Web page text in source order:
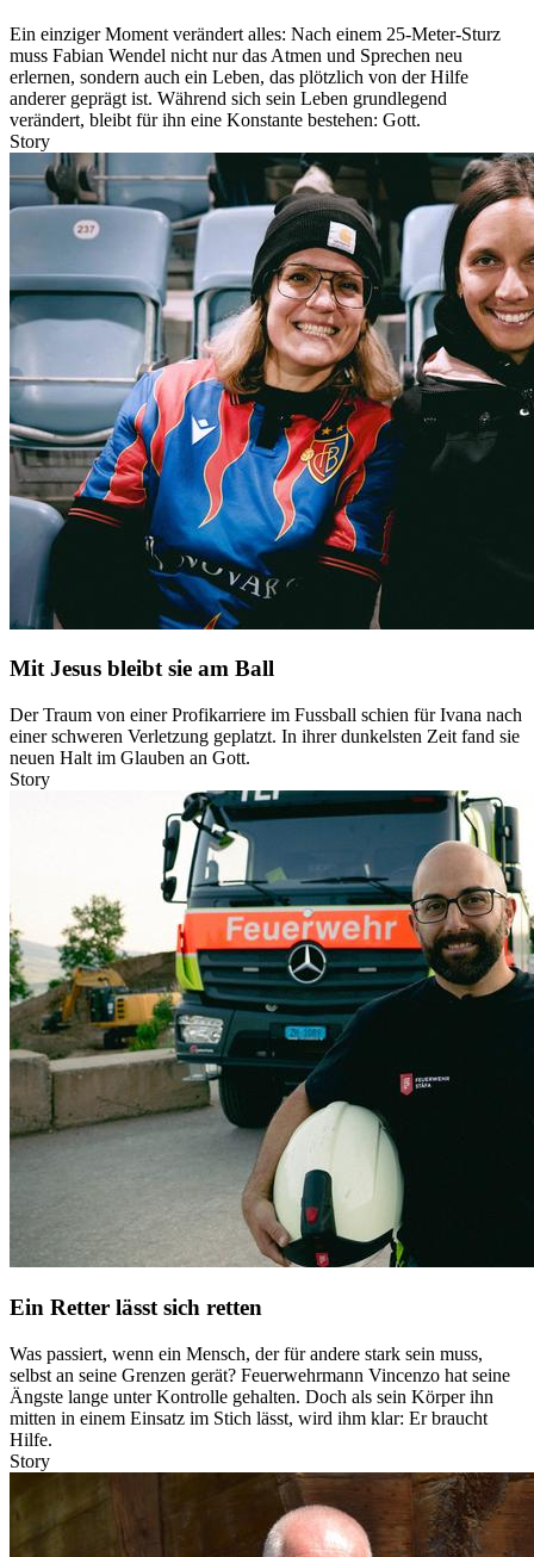
Ein einziger Moment verändert alles: Nach einem 25-Meter-Sturz
muss Fabian Wendel nicht nur das Atmen und Sprechen neu
erlernen, sondern auch ein Leben, das plötzlich von der Hilfe
anderer geprägt ist. Während sich sein Leben grundlegend
verändert, bleibt für ihn eine Konstante bestehen: Gott.
Story
Mit Jesus bleibt sie am Ball
Der Traum von einer Profikarriere im Fussball schien für Ivana nach
einer schweren Verletzung geplatzt. In ihrer dunkelsten Zeit fand sie
neuen Halt im Glauben an Gott.
Story
Ein Retter lässt sich retten
Was passiert, wenn ein Mensch, der für andere stark sein muss,
selbst an seine Grenzen gerät? Feuerwehrmann Vincenzo hat seine
Ängste lange unter Kontrolle gehalten. Doch als sein Körper ihn
mitten in einem Einsatz im Stich lässt, wird ihm klar: Er braucht
Hilfe.
Story